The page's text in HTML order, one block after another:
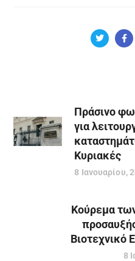
Πράσινο
για
Κυριακές
8 Ιανουαρίου,
Κούρεμα
Βιοτεχνικό
8